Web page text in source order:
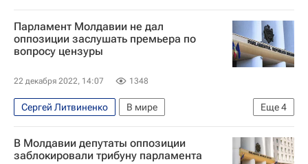
Москва
Украина
Парламент Молдавии не дал
оппозиции заслушать премьера по
вопросу цензуры
22 декабря 2022, 14:07 1348
Еще4
Сергей Литвиненко
В мире
Наталья Гаврилица
Молдавия
Украина
Россия
В Молдавии депутаты оппозиции
заблокировали трибуну парламента